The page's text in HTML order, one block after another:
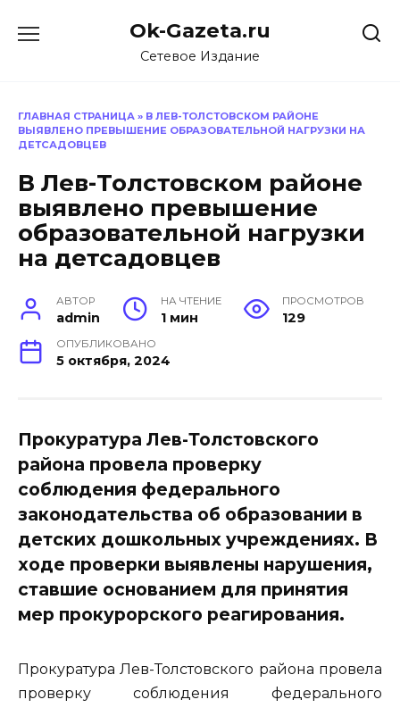
Ok-Gazeta.ru
Сетевое Издание
ГЛАВНАЯ СТРАНИЦА » В ЛЕВ-ТОЛСТОВСКОМ РАЙОНЕ
ВЫЯВЛЕНО ПРЕВЫШЕНИЕ ОБРАЗОВАТЕЛЬНОЙ НАГРУЗКИ НА
ДЕТСАДОВЦЕВ
В Лев-Толстовском районе
выявлено превышение
образовательной нагрузки
на детсадовцев
АВТОР
admin
НА ЧТЕНИЕ
1 мин
ПРОСМОТРОВ
129
ОПУБЛИКОВАНО
5 октября, 2024
Прокуратура Лев-Толстовского
района провела проверку
соблюдения федерального
законодательства об образовании в
детских дошкольных учреждениях. В
ходе проверки выявлены нарушения,
ставшие основанием для принятия
мер прокурорского реагирования.
Прокуратура Лев-Толстовского района провела
проверку соблюдения федерального